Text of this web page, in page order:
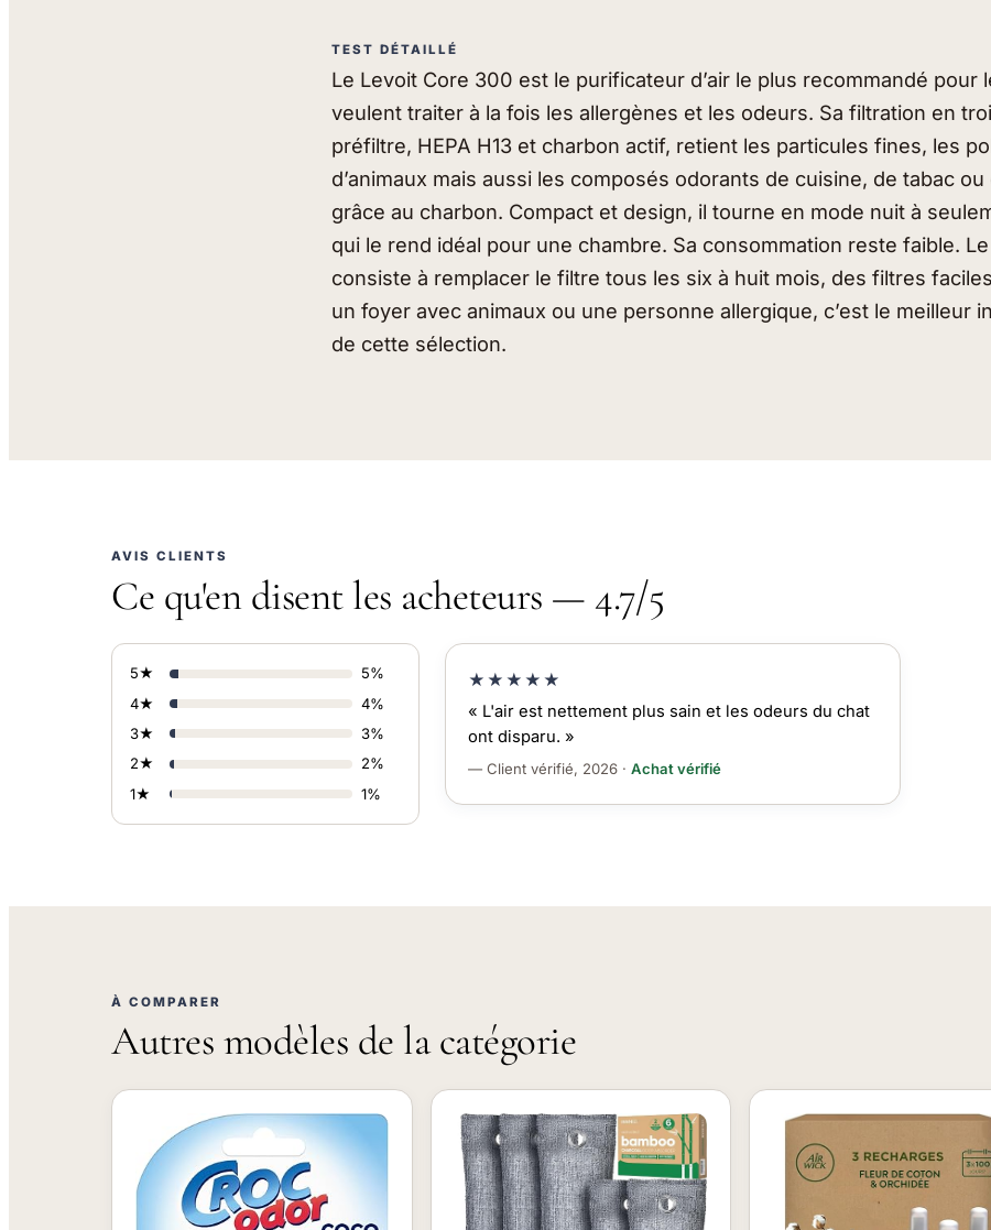
TEST DÉTAILLÉ
Le Levoit Core 300 est le purificateur d’air le plus recommandé pour
veulent traiter à la fois les allergènes et les odeurs. Sa filtration en
préfiltre, HEPA H13 et charbon actif, retient les particules fines, les
d’animaux mais aussi les composés odorants de cuisine, de tabac ou
grâce au charbon. Compact et design, il tourne en mode nuit à
qui le rend idéal pour une chambre. Sa consommation reste faible.
consiste à remplacer le filtre tous les six à huit mois, des filtres
un foyer avec animaux ou une personne allergique, c’est le meilleur
de cette sélection.
AVIS CLIENTS
Ce qu'en disent les acheteurs — 4.7/5
5★
5%
4★
4%
3★
3%
2★
2%
1★
1%
★★★★★
« L'air est nettement plus sain et les odeurs du chat
ont disparu. »
— Client vérifié, 2026 ·Achat vérifié
À COMPARER
Autres modèles de la catégorie